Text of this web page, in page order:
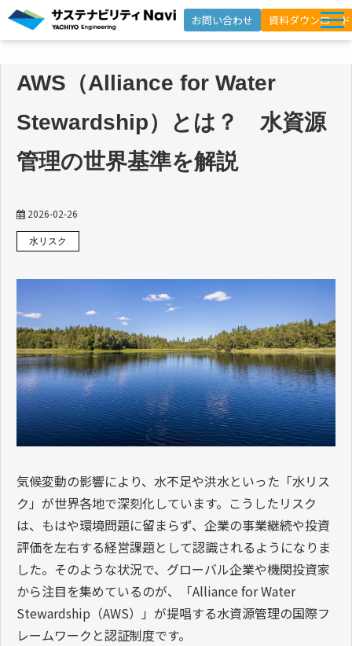
お問い合わせ 資料ダウンロード
選ばれる理由
支援事例
セミナー
AWS（Alliance for Water
Stewardship）とは？ 水資源
管理の世界基準を解説
2026-02-26
水リスク
気候変動の影響により、水不足や洪水といった「水リス
ク」が世界各地で深刻化しています。こうしたリスク
は、もはや環境問題に留まらず、企業の事業継続や投資
評価を左右する経営課題として認識されるようになりま
した。そのような状況で、グローバル企業や機関投資家
から注目を集めているのが、「Alliance for Water
Stewardship（AWS）」が提唱する水資源管理の国際フ
レームワークと認証制度です。